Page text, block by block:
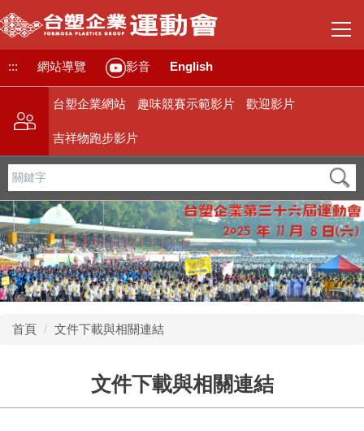
跳
到
主
要
內
區
::: 網站導覽 影音 English
台塑企業網站 趣味競賽示範影片 歡迎影片
吉祥物跑步影片
首頁 文件下載與相關連結
文件下載與相關連結